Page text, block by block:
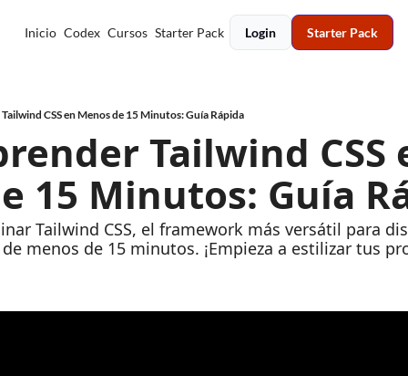
Inicio Codex Cursos Starter Pack Login Starter Pack
CSS en Menos de 15 Minutos: Guía Rápida
Tailwind CSS
15 Minutos: Guía
Tailwind CSS, el framework más versátil para
menos de 15 minutos. ¡Empieza a estilizar tus